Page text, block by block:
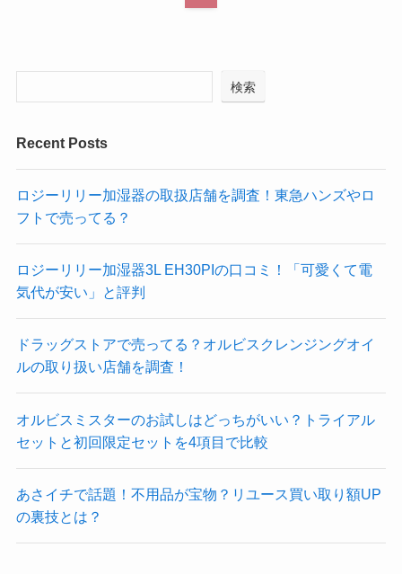
検索
Recent Posts
ロジーリリー加湿器の取扱店舗を調査！東急ハンズやロ
フトで売ってる？
ロジーリリー加湿器3L EH30PIの口コミ！「可愛くて電
気代が安い」と評判
ドラッグストアで売ってる？オルビスクレンジングオイ
ルの取り扱い店舗を調査！
オルビスミスターのお試しはどっちがいい？トライアル
セットと初回限定セットを4項目で比較
あさイチで話題！不用品が宝物？リユース買い取り額UP
の裏技とは？